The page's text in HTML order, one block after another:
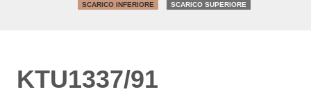
SCARICO INFERIORE SCARICO SUPERIORE
KTU1337/91